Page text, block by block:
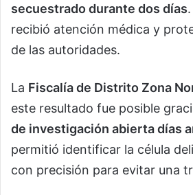
secuestrado durante dos días
recibió atención médica y
de las autoridades.
La Fiscalía de Distrito Zona
este resultado fue posible
de investigación abierta días
permitió identificar la célula
con precisión para evitar una